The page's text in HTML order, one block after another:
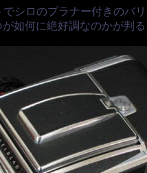
シロのプラナー付きのバ
如何に絶好調なのかが判